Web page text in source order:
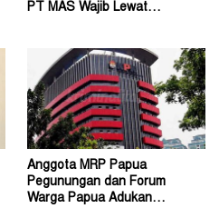
PT MAS Wajib Lewat
Anggota MRP Papua
Pegunungan dan Forum
Warga Papua Adukan